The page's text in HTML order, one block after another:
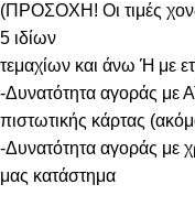
(ΠΡΟΣΟΧΗ! Οι τιμές
5 ιδίων
τεμαχίων και άνω Ή με
-Δυνατότητα αγοράς
πιστωτικής κάρτας
-Δυνατότητα αγοράς με
μας κατάστημα